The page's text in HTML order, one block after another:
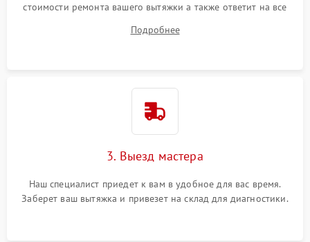
стоимости ремонта вашего вытяжки а также ответит на все
Подробнее
3. Выезд мастера
Наш специалист приедет к вам в удобное для вас время.
Заберет ваш вытяжка и привезет на склад для диагностики.